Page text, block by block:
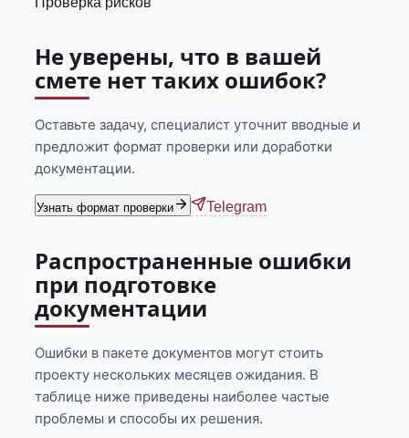
Не уверены, что в вашей
смете нет таких ошибок?
Оставьте задачу, специалист уточнит вводные и
предложит формат проверки или доработки
документации.
Узнать формат проверки Telegram
Распространенные ошибки
при подготовке
документации
Ошибки в пакете документов могут стоить
проекту нескольких месяцев ожидания. В
таблице ниже приведены наиболее частые
проблемы и способы их решения.